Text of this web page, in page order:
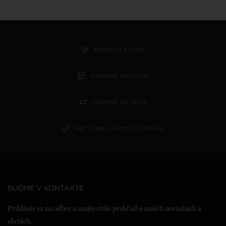
BUĎME V KONTAKTE
Prihláste sa na odber a majte stále prehľad o našich novinkách a
akciách.